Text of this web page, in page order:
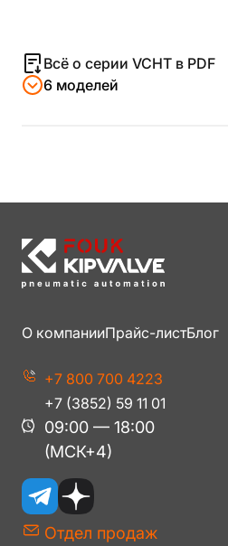
6 моделей
Всё о серии VCHT в PDF
О компанииПрайс-листБлог
+7 800 700 4223
+7 (3852) 59 11 01
Отдел продаж
09:00 — 18:00
(МСК+4)